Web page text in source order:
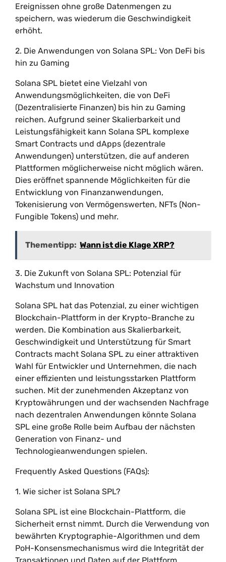
Ereignissen ohne große Datenmengen zu
speichern, was wiederum die Geschwindigkeit
erhöht.
2. Die Anwendungen von Solana SPL: Von DeFi bis
hin zu Gaming
Solana SPL bietet eine Vielzahl von
Anwendungsmöglichkeiten, die von DeFi
(Dezentralisierte Finanzen) bis hin zu Gaming
reichen. Aufgrund seiner Skalierbarkeit und
Leistungsfähigkeit kann Solana SPL komplexe
Smart Contracts und dApps (dezentrale
Anwendungen) unterstützen, die auf anderen
Plattformen möglicherweise nicht möglich wären.
Dies eröffnet spannende Möglichkeiten für die
Entwicklung von Finanzanwendungen,
Tokenisierung von Vermögenswerten, NFTs (Non-
Fungible Tokens) und mehr.
Thementipp: Wann ist die Klage XRP?
3. Die Zukunft von Solana SPL: Potenzial für
Wachstum und Innovation
Solana SPL hat das Potenzial, zu einer wichtigen
Blockchain-Plattform in der Krypto-Branche zu
werden. Die Kombination aus Skalierbarkeit,
Geschwindigkeit und Unterstützung für Smart
Contracts macht Solana SPL zu einer attraktiven
Wahl für Entwickler und Unternehmen, die nach
einer effizienten und leistungsstarken Plattform
suchen. Mit der zunehmenden Akzeptanz von
Kryptowährungen und der wachsenden Nachfrage
nach dezentralen Anwendungen könnte Solana
SPL eine große Rolle beim Aufbau der nächsten
Generation von Finanz- und
Technologieanwendungen spielen.
Frequently Asked Questions (FAQs):
1. Wie sicher ist Solana SPL?
Solana SPL ist eine Blockchain-Plattform, die
Sicherheit ernst nimmt. Durch die Verwendung von
bewährten Kryptographie-Algorithmen und dem
PoH-Konsensmechanismus wird die Integrität der